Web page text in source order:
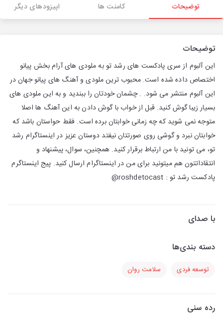
توضیحات کامنت ها اپیزودهای دیگر
توضیحات
این آلبوم از سری پادکست های رشد تو به ملودی های آرام بخش پیانو
اختصاص داده شده است. محبوب ترین ملودی و آهنگ های پیانو جهان در
این آلبوم منتشر می شود. . چشمان خودتان را ببندید و به این ملودی های
بسیار زیبا گوش کنید. قبل از خواب با گوش دادن به این آهنگ ها اصلا
متوجه نمی شوید که چه زمانی خوابتان برده است. فقط حواستان باشد که
خوابتان نبرد و گوشی روی صورتتان نیفتد دوستان عزیز در اینستاگرام رشد
تو، می تونید با من ارتباط برقرار کنید. همچنین، سوال، پیشنهاد و
انتقاداتتون هم میتونید برای من در اینستاگرام ارسال کنید. پیج اینستاگرم
پادکست رشد تو : roshdetocast@
با صدای
دسته بندی‌ها
توسعه فردی سلامت روان
رده سنی